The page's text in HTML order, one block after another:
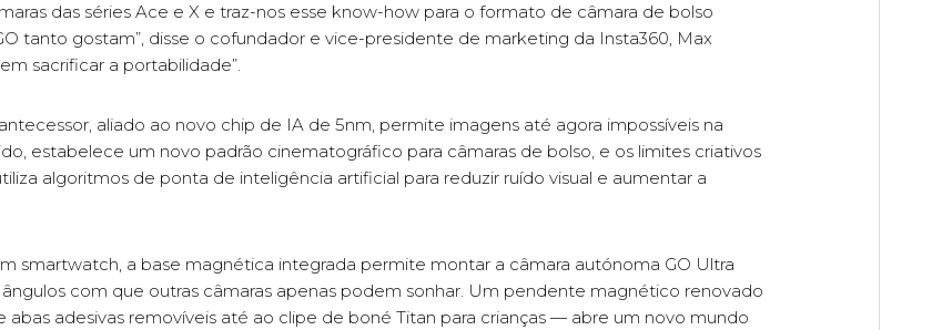
das séries Ace e X e traz-nos esse know-how para o formato de câmara de bolso
tanto gostam”, disse o cofundador e vice-presidente de marketing da Insta360, Max
sacrificar a portabilidade”.
aliado ao novo chip de IA de 5nm, permite imagens até agora impossíveis na
estabelece um novo padrão cinematográfico para câmaras de bolso, e os limites criativos
algoritmos de ponta de inteligência artificial para reduzir ruído visual e aumentar a
smartwatch, a base magnética integrada permite montar a câmara autónoma GO Ultra
com que outras câmaras apenas podem sonhar. Um pendente magnético renovado
adesivas removíveis até ao clipe de boné Titan para crianças — abre um novo mundo